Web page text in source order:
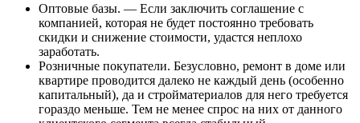
Оптовые базы. — Если заключить соглашение с
компанией, которая не будет постоянно требовать
скидки и снижение стоимости, удастся неплохо
заработать.
Розничные покупатели. Безусловно, ремонт в доме или
квартире проводится далеко не каждый день (особенно
капитальный), да и стройматериалов для него требуется
гораздо меньше. Тем не менее спрос на них от данного